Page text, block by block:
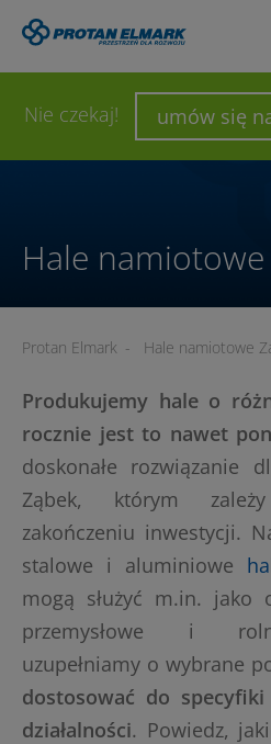
Nie czekaj! umów się
WYŚLIJ ZAPYTANIE
Hale
Protan Elmark - Hale namiotowe
Produkujemy hale o
rocznie jest to nawet
doskonałe rozwiązanie
Ząbek, którym
zakończeniu inwestycji.
stalowe i aluminiowe
mogą służyć m.in. jako
przemysłowe i
uzupełniamy o wybrane
dostosować do
działalności. Powiedz,